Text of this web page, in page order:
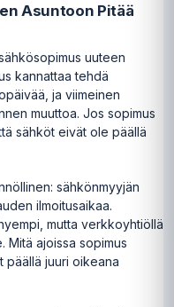
Asuntoon Pitää
uuteen
kannattaa tehdä
ja viimeinen
muuttoa. Jos sopimus
sähköt eivät ole päällä
sähkönmyyjän
ilmoitusaikaa.
mutta verkkoyhtiöllä
Mitä ajoissa sopimus
päällä juuri oikeana